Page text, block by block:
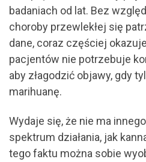
badaniach od lat. Bez
choroby przewlekłej się
dane, coraz częściej
pacjentów nie potrzebuje
aby złagodzić objawy, gdy
marihuanę.
Wydaje się, że nie ma
spektrum działania, jak
tego faktu można sobie